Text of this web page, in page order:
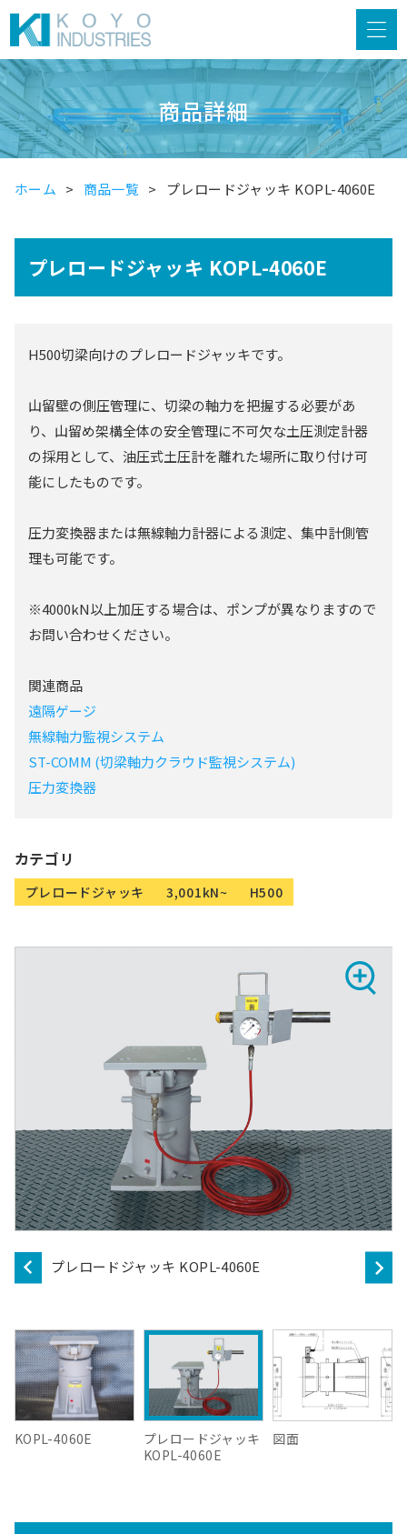
商品詳細
ホーム 商品一覧 プレロードジャッキ KOPL-4060E
プレロードジャッキ KOPL-4060E
プレロードジャッキ KOPL-4060E
KOPL-4060E
プレロードジャッキ
KOPL-4060E
図面
H500切梁向けのプレロードジャッキです。
山留壁の側圧管理に、切梁の軸力を把握する必要があ
り、山留め架構全体の安全管理に不可欠な土圧測定計器
の採用として、油圧式土圧計を離れた場所に取り付け可
能にしたものです。
圧力変換器または無線軸力計器による測定、集中計側管
理も可能です。
※4000kN以上加圧する場合は、ポンプが異なりますので
お問い合わせください。
関連商品
遠隔ゲージ
無線軸力監視システム
ST-COMM (切梁軸力クラウド監視システム)
圧力変換器
カテゴリ
プレロードジャッキ 3,001kN~ H500